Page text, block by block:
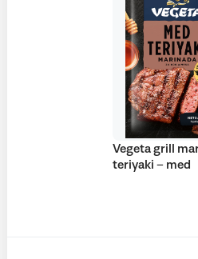
Vegeta grill
teriyaki – med